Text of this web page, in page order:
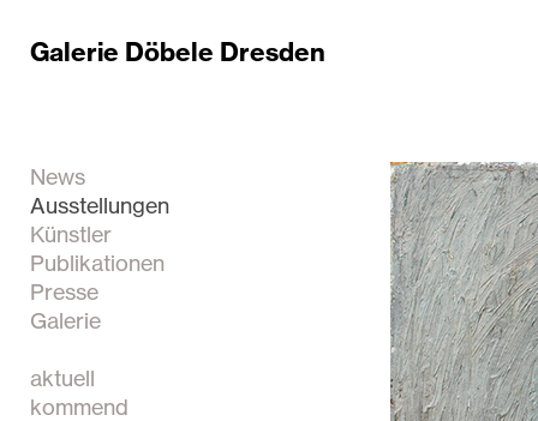
Galerie Döbele Dresden
News
Ausstellungen
Künstler
Publikationen
Presse
Galerie
aktuell
kommend